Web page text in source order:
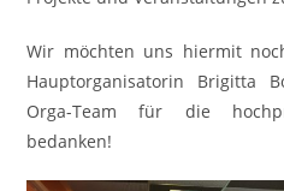
Wir möchten uns hiermit
Hauptorganisatorin Brigitta
Orga-Team für die
bedanken!